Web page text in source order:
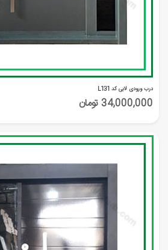
درب ورودی لابی کد L131
34,000,000 تومان